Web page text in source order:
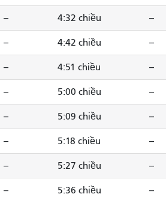
-- 4:32 chiều --
-- 4:42 chiều --
-- 4:51 chiều --
-- 5:00 chiều --
-- 5:09 chiều --
-- 5:18 chiều --
-- 5:27 chiều --
-- 5:36 chiều --